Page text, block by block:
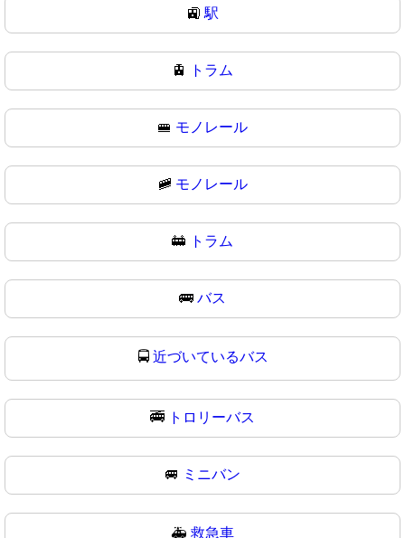
🚉駅
🚊 トラム
🚝 モノレール
🚞 モノレール
🚋 トラム
🚌 バス
🚍 近づいているバス
🚎 トロリーバス
🚐 ミニバン
🚑 救急車